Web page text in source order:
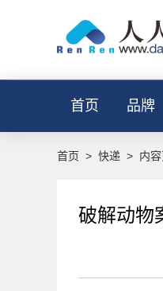
首页 品牌
首页 > 快递 > 内
破解动物